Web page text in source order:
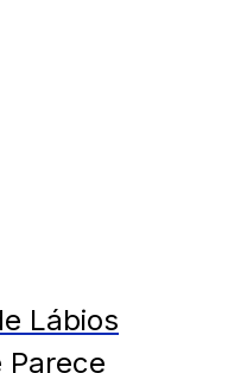
Lábios
Parece